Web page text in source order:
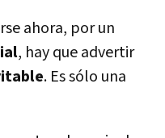
ahora, por un
, hay que advertir
. Es sólo una